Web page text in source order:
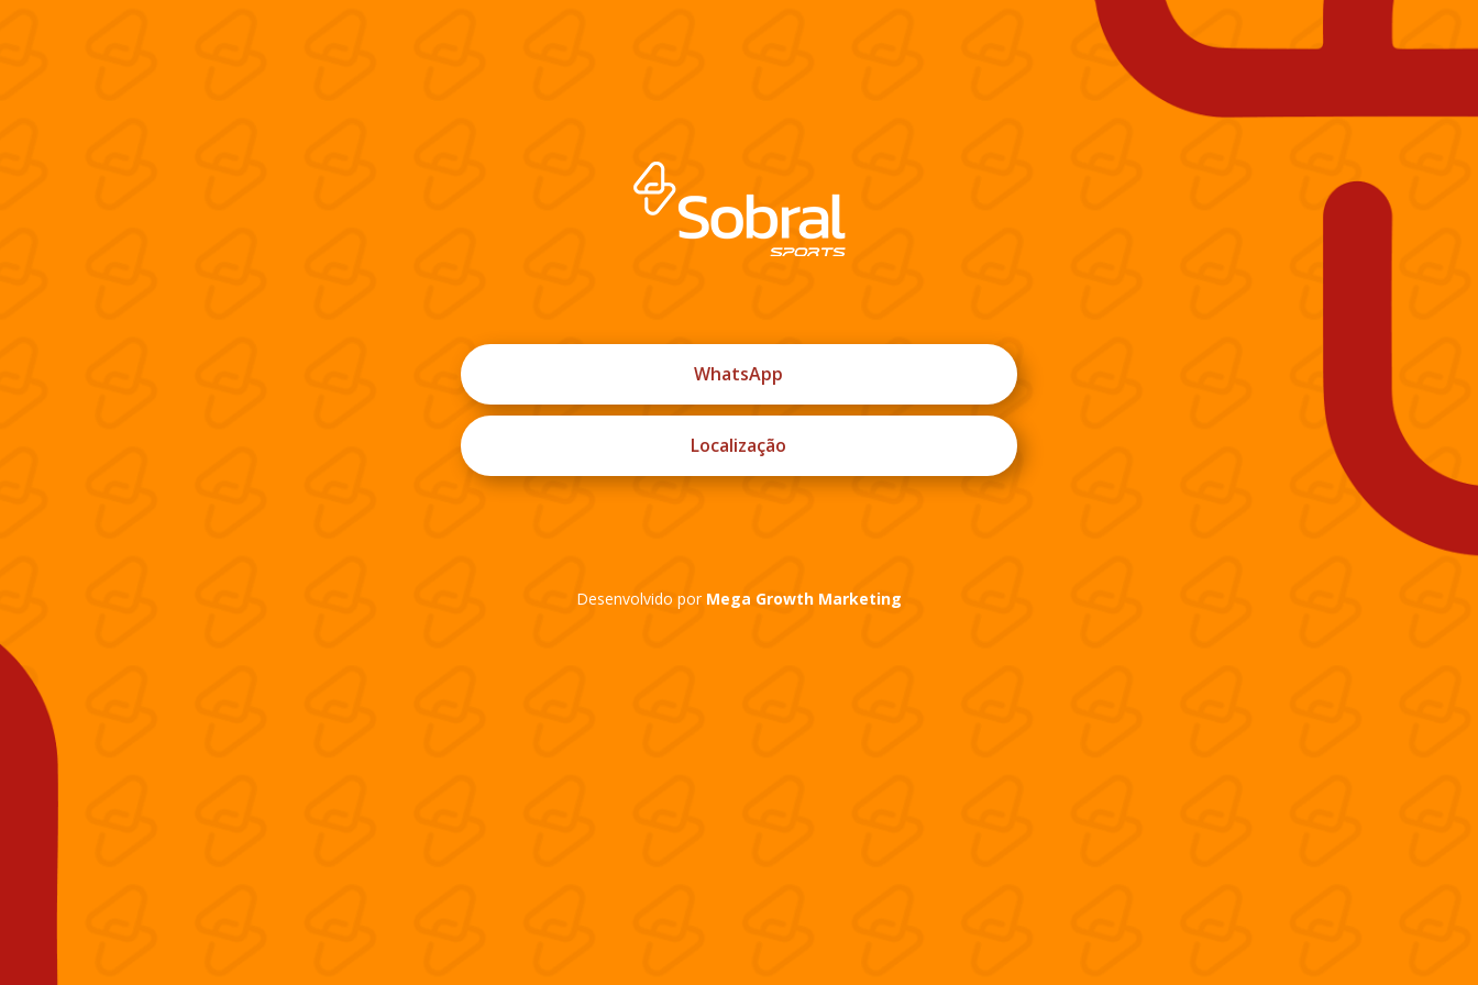
WhatsApp
Localização
Desenvolvido por Mega Growth Marketing